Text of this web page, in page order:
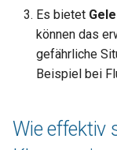
Es bietet
können das
gefährliche
Beispiel bei
Wie effektiv